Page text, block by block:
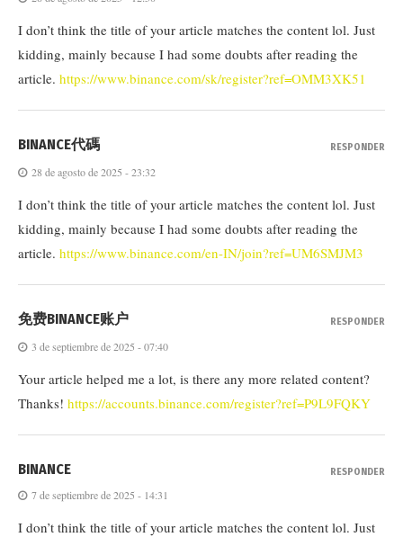
I don’t think the title of your article matches the content lol. Just
kidding, mainly because I had some doubts after reading the
article. https://www.binance.com/sk/register?ref=OMM3XK51
BINANCE代碼
28 de agosto de 2025 - 23:32
I don’t think the title of your article matches the content lol. Just
kidding, mainly because I had some doubts after reading the
article. https://www.binance.com/en-IN/join?ref=UM6SMJM3
RESPONDER
免费BINANCE账户
3 de septiembre de 2025 - 07:40
Your article helped me a lot, is there any more related content?
Thanks! https://accounts.binance.com/register?ref=P9L9FQKY
RESPONDER
BINANCE
7 de septiembre de 2025 - 14:31
I don’t think the title of your article matches the content lol. Just
RESPONDER